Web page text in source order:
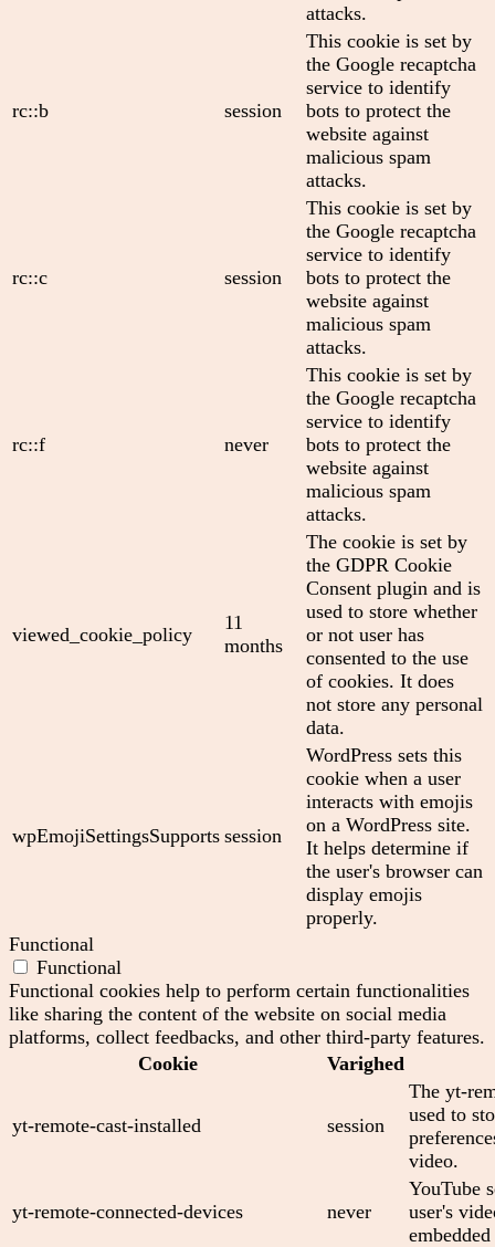
attacks.
rc::b session
This cookie is set by
the Google recaptcha
service to identify
bots to protect the
website against
malicious spam
attacks.
rc::c session
This cookie is set by
the Google recaptcha
service to identify
bots to protect the
website against
malicious spam
attacks.
rc::f never
This cookie is set by
the Google recaptcha
service to identify
bots to protect the
website against
malicious spam
attacks.
viewed_cookie_policy
11
months
The cookie is set by
the GDPR Cookie
Consent plugin and is
used to store whether
or not user has
consented to the use
of cookies. It does
not store any personal
data.
wpEmojiSettingsSupports session
WordPress sets this
cookie when a user
interacts with emojis
on a WordPress site.
It helps determine if
the user's browser can
display emojis
properly.
Functional
Functional
Functional cookies help to perform certain functionalities
like sharing the content of the website on social media
platforms, collect feedbacks, and other third-party features.
Cookie
Varighed
yt-remote-cast-installed session
The yt-
used to
video.
yt-remote-connected-devices never
YouTube
user's